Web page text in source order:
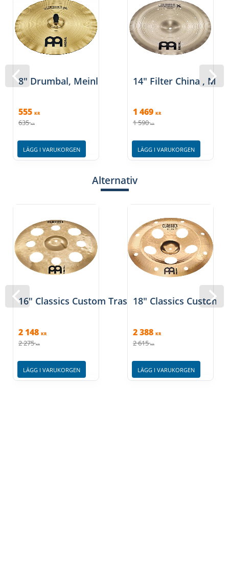
8" Drumbal, Meinl
555 KR
635 KR
LÄGG I VARUKORGEN
14" Filter China ,
1 469 KR
1 590 KR
LÄGG I VARUKORGEN
Alternativ
16" Classics Custom Trash Crash
2 148 KR
2 275 KR
LÄGG I VARUKORGEN
18" Classics Custom
2 388 KR
2 615 KR
LÄGG I VARUKORGEN